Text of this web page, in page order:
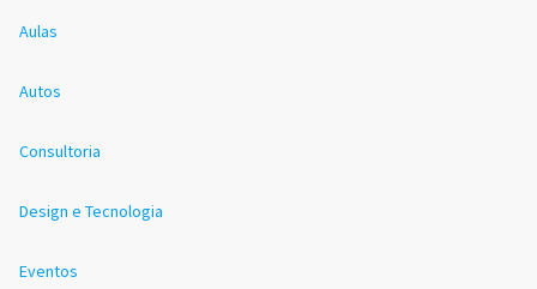
Aulas
Autos
Consultoria
Design e Tecnologia
Eventos